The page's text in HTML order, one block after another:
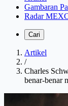
Gambaran
Radar
Cari
Artikel
/
Charles
benar-benar